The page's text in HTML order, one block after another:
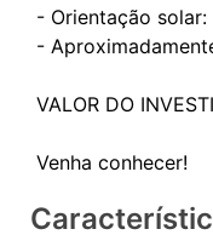
- Orientação solar:
-
VALOR DO